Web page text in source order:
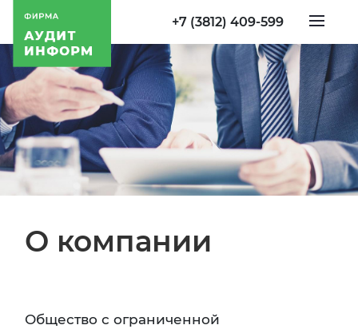
+7 (3812) 409-599
О компании
Общество с ограниченной